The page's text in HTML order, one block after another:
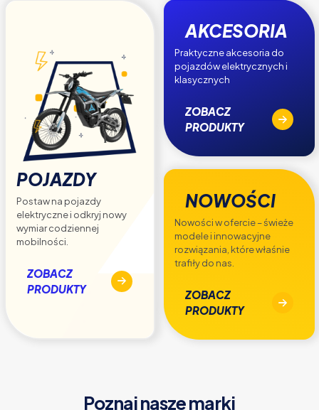
POJAZDY
Postaw na pojazdy
elektryczne i odkryj nowy
wymiar codziennej
mobilności.
ZOBACZ
PRODUKTY
AKCESORIA
Praktyczne akcesoria do
pojazdów elektrycznych i
klasycznych
ZOBACZ
PRODUKTY
NOWOŚCI
Nowości w ofercie – świeże
modele i innowacyjne
rozwiązania, które właśnie
trafiły do nas.
ZOBACZ
PRODUKTY
Poznaj nasze marki